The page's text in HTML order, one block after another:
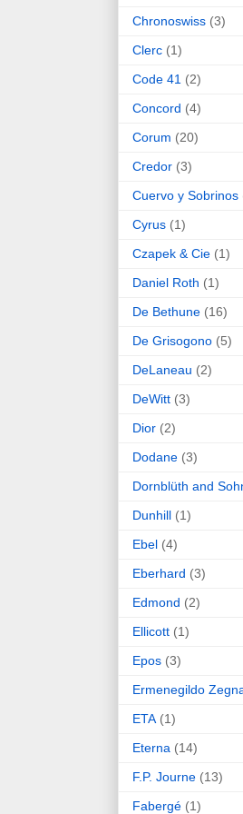
Chronoswiss (3)
Clerc (1)
Code 41 (2)
Concord (4)
Corum (20)
Credor (3)
Cuervo y Sobrinos
Cyrus (1)
Czapek & Cie (1)
Daniel Roth (1)
De Bethune (16)
De Grisogono (5)
DeLaneau (2)
DeWitt (3)
Dior (2)
Dodane (3)
Dornblüth and
Dunhill (1)
Ebel (4)
Eberhard (3)
Edmond (2)
Ellicott (1)
Epos (3)
Ermenegildo
ETA (1)
Eterna (14)
F.P. Journe (13)
Fabergé (1)